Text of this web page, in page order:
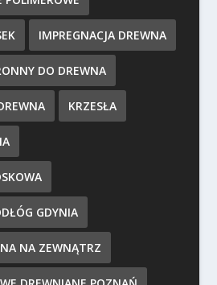
IMPREGNACJA DREWNA
DO DREWNA
KRZESŁA
GDYNIA
NA ZEWNĄTRZ